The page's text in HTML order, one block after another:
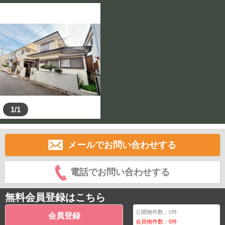
1/1
メールでお問い合わせする
電話でお問い合わせする
無料会員登録はこちら
会員登録 公開物件数：0件
会員物件数：0件